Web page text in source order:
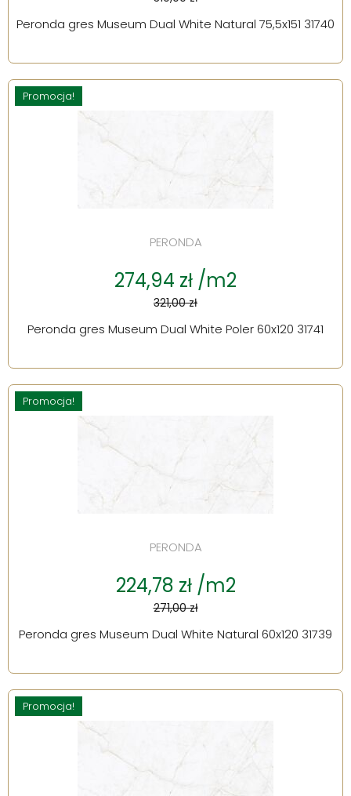
Peronda gres Museum Dual White Natural 75,5x151 31740
Promocja!
PERONDA
274,94 zł /m2
321,00 zł
Peronda gres Museum Dual White Poler 60x120 31741
Promocja!
PERONDA
224,78 zł /m2
271,00 zł
Peronda gres Museum Dual White Natural 60x120 31739
Promocja!